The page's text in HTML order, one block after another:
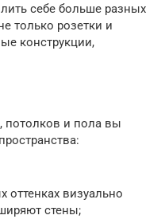
себе больше разных
только розетки и
конструкции,
и пола вы
оттенках визуально
стены;